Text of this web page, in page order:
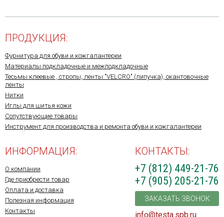
ПРОДУКЦИЯ:
Фурнитура для обуви и кожгалантереи
Материалы подкладочные и межподкладочные
Тесьмы клеевые , стропы, ленты "VELCRO" (липучка), окантовочные
ленты
Нитки
Иглы для шитья кожи
Сопутствующие товары
Инструмент для производства и ремонта обуви и кожгалантереи
ИНФОРМАЦИЯ:
О компании
Где приобрести товар
Оплата и доставка
Полезная информация
Контакты
КОНТАКТЫ:
+7 (812) 449-21-76
+7 (905) 205-21-76
ЗАКАЗАТЬ ЗВОНОК
info@testa.spb.ru